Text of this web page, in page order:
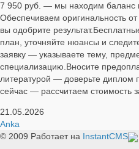
7 950 руб. — мы находим баланс
Обеспечиваем оригинальность
вы одобрите
план, уточняйте нюансы и
заявку — указываете тему,
специализацию.Вносите
литературой — доверьте диплом
сейчас — рассчитаем стоимость
21.05.2026
Anka
© 2009 Работает на InstantCMS